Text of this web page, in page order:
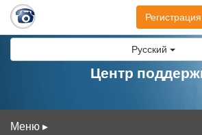
Русский
Регистрация
Центр
Меню ▸